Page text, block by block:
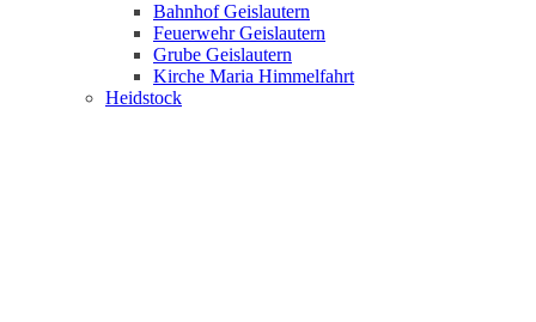
Bahnhof Geislautern
Feuerwehr Geislautern
Grube Geislautern
Kirche Maria Himmelfahrt
Heidstock